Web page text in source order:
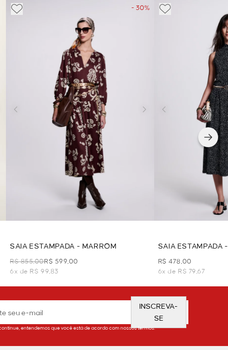
- 30%
SAIA ESTAMPADA - MARROM
R$ 855,00R$ 599,00
6x de R$ 99,83
SAIA ESTAMPADA
R$ 478,00
6x de R$ 79,67
INSCREVA-
SE
entendemos que você está de acordo com nossos termos.